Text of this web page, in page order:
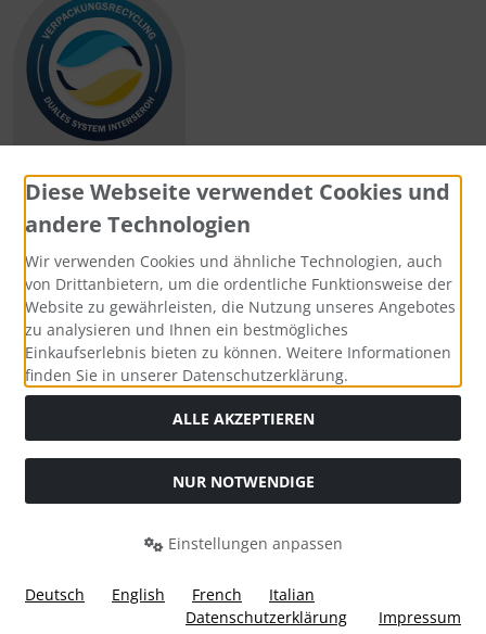
Zahlungsmethoden
Social Media
Widerrufsformular
Diese Webseite verwendet Cookies und
andere Technologien
Wir verwenden Cookies und ähnliche Technologien, auch
von Drittanbietern, um die ordentliche Funktionsweise der
Website zu gewährleisten, die Nutzung unseres Angebotes
zu analysieren und Ihnen ein bestmögliches
Einkaufserlebnis bieten zu können. Weitere Informationen
finden Sie in unserer Datenschutzerklärung.
ALLE AKZEPTIEREN
NUR NOTWENDIGE
Einstellungen anpassen
Deutsch English French
Italian
Datenschutzerklärung
Impressum